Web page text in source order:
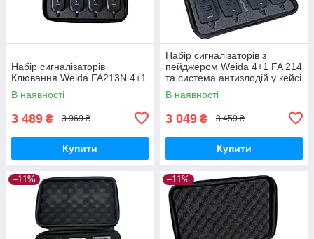
Набір сигналізаторів
Клювання Weida FA213N 4+1
В наявності
3 489 ₴ 3 969 ₴
Купити
Набір сигналізаторів з
пейджером Weida 4+1 FA 214
та система антизлодій у кейсі
В наявності
3 049 ₴ 3 459 ₴
Купити
–11% –11%